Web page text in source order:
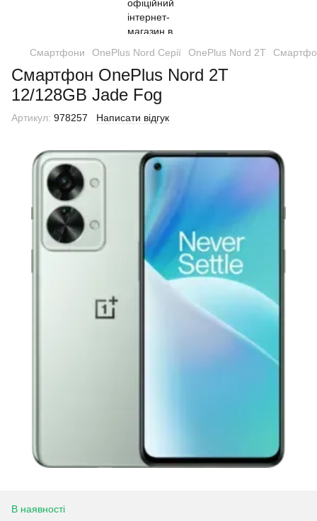
Смартфони OnePlus Nord Серії OnePlus Nord 2T
Смартфон OnePlus Nord 2T
12/128GB Jade Fog
Артикул: 978257 Написати відгук
В наявності